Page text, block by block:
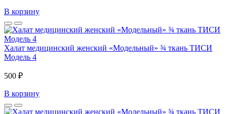
В корзину
Халат медицинский женский «Модельный» ¾ ткань ТИСИ
Модель 4
500 ₽
В корзину